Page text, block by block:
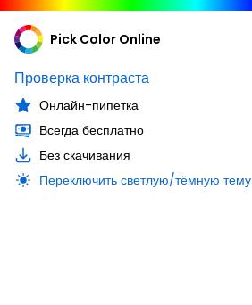
Pick Color Online
Проверка контраста
Онлайн-пипетка
Всегда бесплатно
Без скачивания
Переключить светлую/тёмную тему